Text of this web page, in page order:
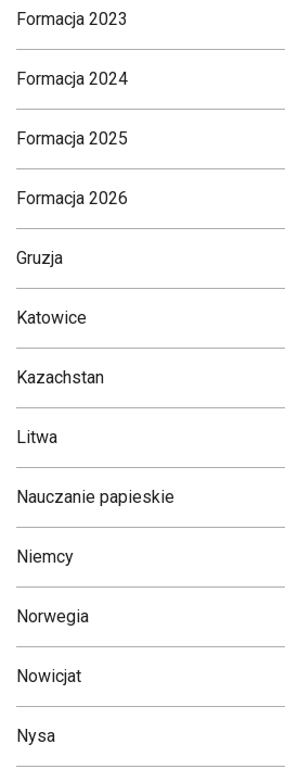
Formacja 2023
Formacja 2024
Formacja 2025
Formacja 2026
Gruzja
Katowice
Kazachstan
Litwa
Nauczanie papieskie
Niemcy
Norwegia
Nowicjat
Nysa